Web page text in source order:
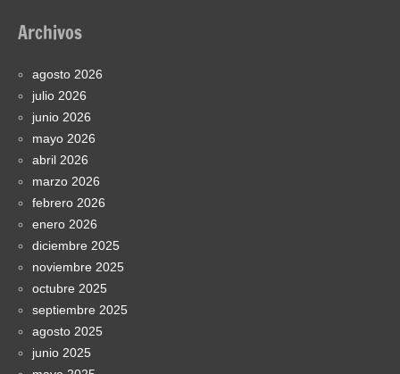
Archivos
agosto 2026
julio 2026
junio 2026
mayo 2026
abril 2026
marzo 2026
febrero 2026
enero 2026
diciembre 2025
noviembre 2025
octubre 2025
septiembre 2025
agosto 2025
junio 2025